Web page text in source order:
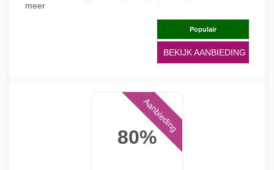
meer
Populair
BEKIJK AANBIEDING
80%
Aanbieding